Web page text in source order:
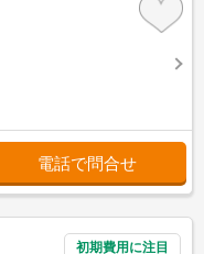
電話で問合せ
初期費用に注目